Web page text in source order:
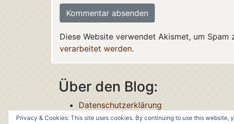
Diese Website verwendet Akismet, um Spam
verarbeitet werden.
Über den Blog:
Datenschutzerklärung
Privacy & Cookies: This site uses cookies. By continuing to use this website,